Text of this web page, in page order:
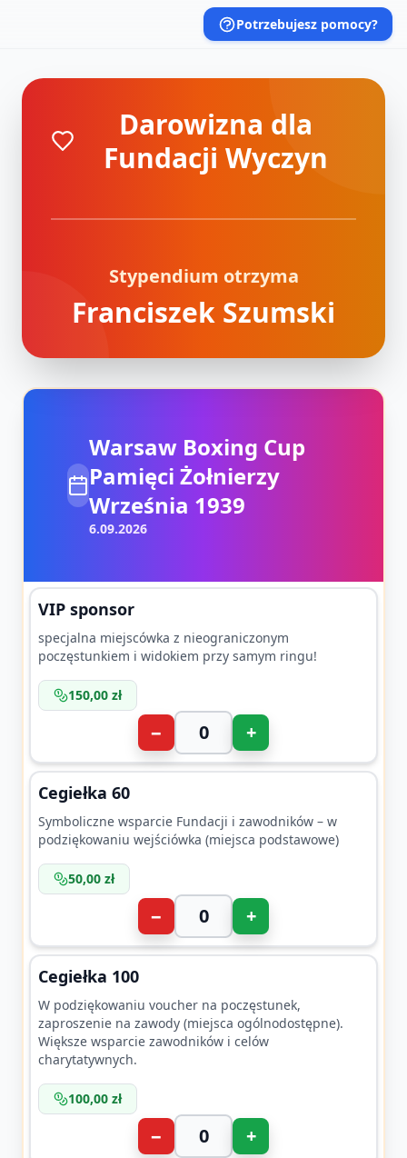
Potrzebujesz pomocy?
Darowizna dla
Fundacji Wyczyn
Stypendium otrzyma
Franciszek Szumski
Warsaw Boxing Cup
Pamięci Żołnierzy
Września 1939
6.09.2026
VIP sponsor
specjalna miejscówka z nieograniczonym
poczęstunkiem i widokiem przy samym ringu!
150,00 zł
− +
Cegiełka 60
Symboliczne wsparcie Fundacji i zawodników – w
podziękowaniu wejściówka (miejsca podstawowe)
50,00 zł
− +
Cegiełka 100
W podziękowaniu voucher na poczęstunek,
zaproszenie na zawody (miejsca ogólnodostępne).
Większe wsparcie zawodników i celów
charytatywnych.
100,00 zł
− +